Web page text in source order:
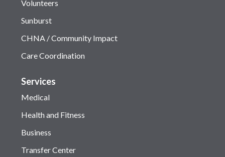
Volunteers
Sunburst
CHNA / Community Impact
Care Coordination
Services
Medical
Health and Fitness
Business
Transfer Center